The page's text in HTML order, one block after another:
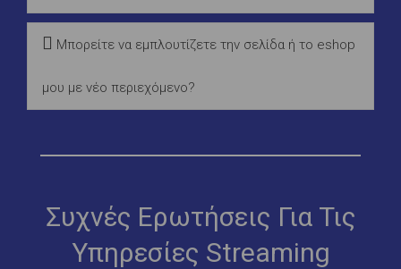
Μπορείτε να εμπλουτίζετε την σελίδα ή το eshop
μου με νέο περιεχόμενο?
Συχνές Ερωτήσεις Για Τις
Υπηρεσίες Streaming